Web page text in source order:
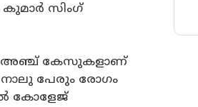
കുമാർ സിംഗ്
അഞ്ച് കേസുകളാണ്
നാലു പേരും രോഗം
കോളേജ്